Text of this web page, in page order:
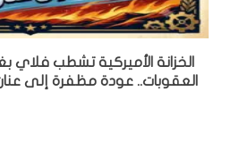
الخزانة الأميركية تشطب فلاي
العقوبات.. عودة مظفرة إلى